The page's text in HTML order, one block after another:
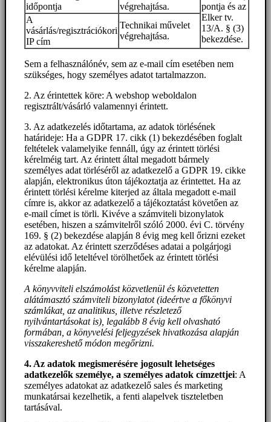
pontja és az
Elker tv.
13/A. § (3)
bekezdése.
időpontja
végrehajtása.
A
vásárlás/regisztrációkori
IP cím
Technikai művelet
végrehajtása.
Sem a felhasználónév, sem az e-mail cím esetében nem
szükséges, hogy személyes adatot tartalmazzon.
2. Az érintettek köre: A webshop weboldalon
regisztrált/vásárló valamennyi érintett.
3. Az adatkezelés időtartama, az adatok törlésének
határideje: Ha a GDPR 17. cikk (1) bekezdésében foglalt
feltételek valamelyike fennáll, úgy az érintett törlési
kérelméig tart. Az érintett által megadott bármely
személyes adat törléséről az adatkezelő a GDPR 19. cikke
alapján, elektronikus úton tájékoztatja az érintettet. Ha az
érintett törlési kérelme kiterjed az általa megadott e-mail
címre is, akkor az adatkezelő a tájékoztatást követően az
e-mail címet is törli. Kivéve a számviteli bizonylatok
esetében, hiszen a számvitelről szóló 2000. évi C. törvény
169. § (2) bekezdése alapján 8 évig meg kell őrizni ezeket
az adatokat. Az érintett szerződéses adatai a polgárjogi
elévülési idő leteltével törölhetőek az érintett törlési
kérelme alapján.
A könyvviteli elszámolást közvetlenül és közvetetten
alátámasztó számviteli bizonylatot (ideértve a főkönyvi
számlákat, az analitikus, illetve részletező
nyilvántartásokat is), legalább 8 évig kell olvasható
formában, a könyvelési feljegyzések hivatkozása alapján
visszakereshető módon megőrizni.
4. Az adatok megismerésére jogosult lehetséges
adatkezelők személye, a személyes adatok címzettjei: A
személyes adatokat az adatkezelő sales és marketing
munkatársai kezelhetik, a fenti alapelvek tiszteletben
tartásával.